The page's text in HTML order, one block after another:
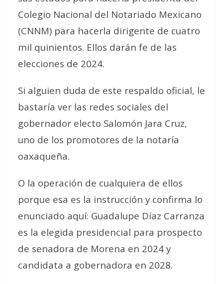
Colegio Nacional del Notariado Mexicano
(CNNM) para hacerla dirigente de cuatro
mil quinientos. Ellos darán fe de las
elecciones de 2024.
Si alguien duda de este respaldo oficial, le
bastaría ver las redes sociales del
gobernador electo Salomón Jara Cruz,
uno de los promotores de la notaría
oaxaqueña.
O la operación de cualquiera de ellos
porque esa es la instrucción y confirma lo
enunciado aquí: Guadalupe Díaz Carranza
es la elegida presidencial para prospecto
de senadora de Morena en 2024 y
candidata a gobernadora en 2028.